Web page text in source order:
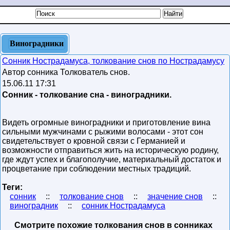
Виноградники
Сонник Нострадамуса, толкование снов по Нострадамусу
Автор сонника Толкователь снов.
15.06.11 17:31
Сонник - толкование сна - виноградники.
Видеть огромные виноградники и приготовление вина
сильными мужчинами с рыжими волосами - этот сон
свидетельствует о кровной связи с Германией и
возможности отправиться жить на историческую родину,
где ждут успех и благополучие, материальный достаток и
процветание при соблюдении местных традиций.
Теги:
сонник
:: толкование снов :: значение снов
::
виноградник
:: сонник Нострадамуса
Смотрите похожие толкования снов в сонниках